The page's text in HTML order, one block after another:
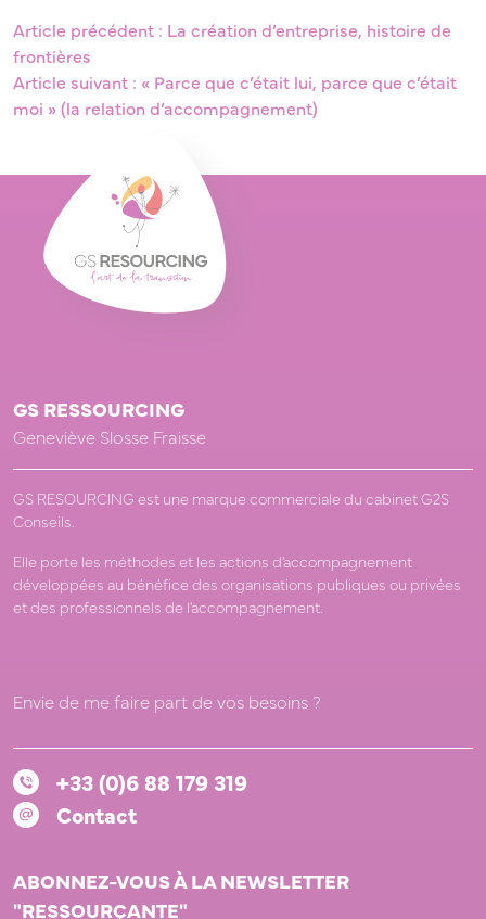
Article précédent : La création d’entreprise, histoire de
frontières
Article suivant : « Parce que c’était lui, parce que c’était
moi » (la relation d’accompagnement)
GS RESSOURCING
Geneviève Slosse Fraisse
GS RESOURCING est une marque commerciale du cabinet G2S
Conseils.
Elle porte les méthodes et les actions d’accompagnement
développées au bénéfice des organisations publiques ou privées
et des professionnels de l’accompagnement.
Envie de me faire part de vos besoins ?
+33 (0)6 88 179 319
Contact
ABONNEZ-VOUS À LA NEWSLETTER
"RESSOURÇANTE"